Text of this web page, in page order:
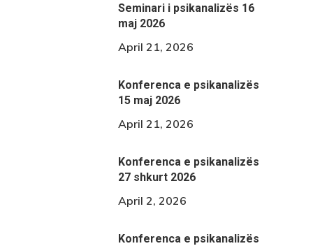
Seminari i psikanalizës 16
maj 2026
April 21, 2026
Konferenca e psikanalizës
15 maj 2026
April 21, 2026
Konferenca e psikanalizës
27 shkurt 2026
April 2, 2026
Konferenca e psikanalizës